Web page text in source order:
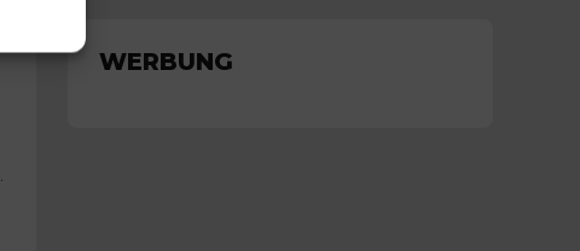
WERBUNG